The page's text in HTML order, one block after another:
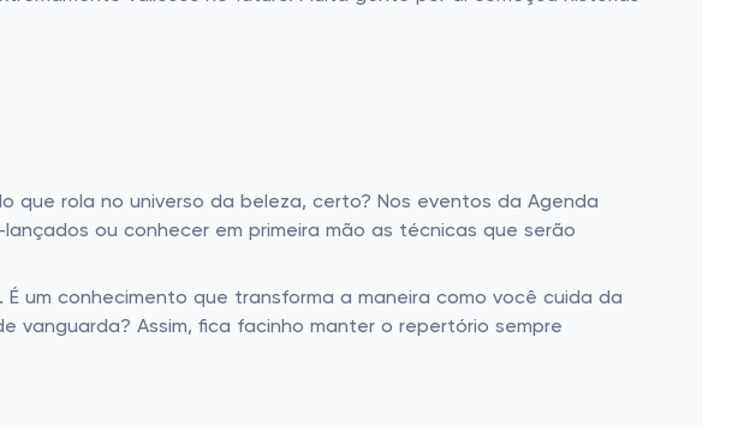
rola no universo da beleza, certo? Nos eventos da Agenda
ou conhecer em primeira mão as técnicas que serão
um conhecimento que transforma a maneira como você cuida da
Assim, fica facinho manter o repertório sempre